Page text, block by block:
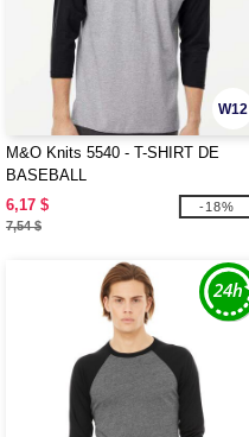
W12
M&O Knits 5540 - T-SHIRT DE
BASEBALL
6,17 $
7,54 $
-18%